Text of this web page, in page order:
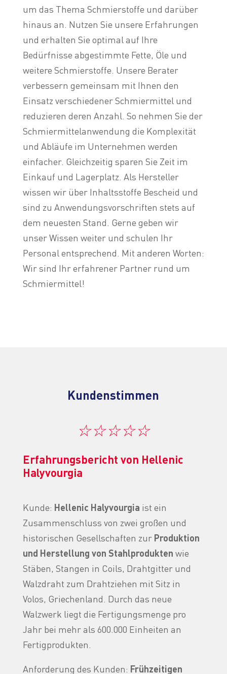
um das Thema Schmierstoffe und darüber
hinaus an. Nutzen Sie unsere Erfahrungen
und erhalten Sie optimal auf Ihre
Bedürfnisse abgestimmte Fette, Öle und
weitere Schmierstoffe. Unsere Berater
verbessern gemeinsam mit Ihnen den
Einsatz verschiedener Schmiermittel und
reduzieren deren Anzahl. So nehmen Sie der
Schmiermittelanwendung die Komplexität
und Abläufe im Unternehmen werden
einfacher. Gleichzeitig sparen Sie Zeit im
Einkauf und Lagerplatz. Als Hersteller
wissen wir über Inhaltsstoffe Bescheid und
sind zu Anwendungsvorschriften stets auf
dem neuesten Stand. Gerne geben wir
unser Wissen weiter und schulen Ihr
Personal entsprechend. Mit anderen Worten:
Wir sind Ihr erfahrener Partner rund um
Schmiermittel!
Kundenstimmen
☆☆☆☆☆
Erfahrungsbericht von Hellenic
Halyvourgia
Kunde: Hellenic Halyvourgia ist ein
Zusammenschluss von zwei großen und
historischen Gesellschaften zur Produktion
und Herstellung von Stahlprodukten wie
Stäben, Stangen in Coils, Drahtgitter und
Walzdraht zum Drahtziehen mit Sitz in
Volos, Griechenland. Durch das neue
Walzwerk liegt die Fertigungsmenge pro
Jahr bei mehr als 600.000 Einheiten an
Fertigprodukten.
Anforderung des Kunden: Frühzeitigen